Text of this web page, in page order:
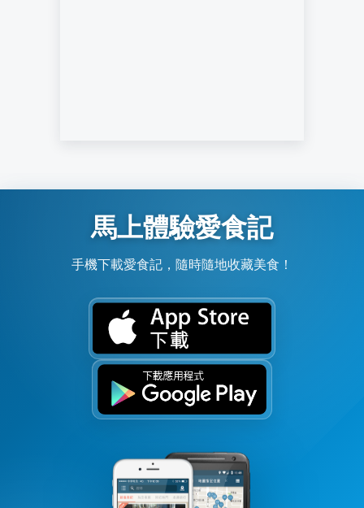
馬上體驗愛食記
手機下載愛食記，隨時隨地收藏美食！